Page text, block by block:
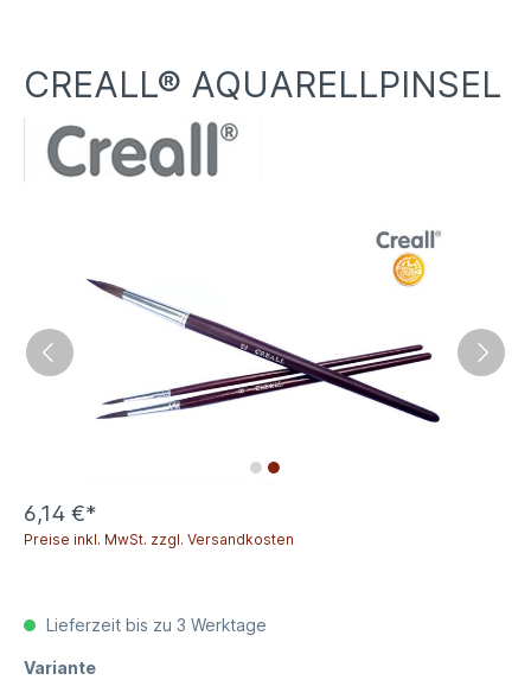
CREALL® AQUARELLPINSEL
6,14 €*
Preise inkl. MwSt. zzgl. Versandkosten
Lieferzeit bis zu 3 Werktage
Variante